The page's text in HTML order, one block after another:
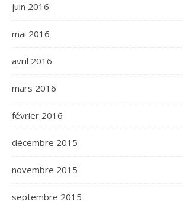
juin 2016
mai 2016
avril 2016
mars 2016
février 2016
décembre 2015
novembre 2015
septembre 2015